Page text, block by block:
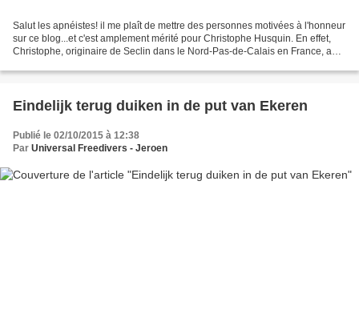
Salut les apnéistes! il me plaît de mettre des personnes motivées à l'honneur
sur ce blog...et c'est amplement mérité pour Christophe Husquin. En effet,
Christophe, originaire de Seclin dans le Nord-Pas-de-Calais en France, a
Eindelijk terug duiken in de put van Ekeren
Publié le 02/10/2015 à 12:38
Par Universal Freedivers - Jeroen